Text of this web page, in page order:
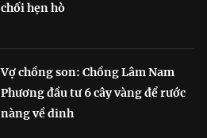
chối hẹn hò
Vợ chồng son: Chồng Lâm Nam
Phương đầu tư 6 cây vàng để rước
nàng về dinh